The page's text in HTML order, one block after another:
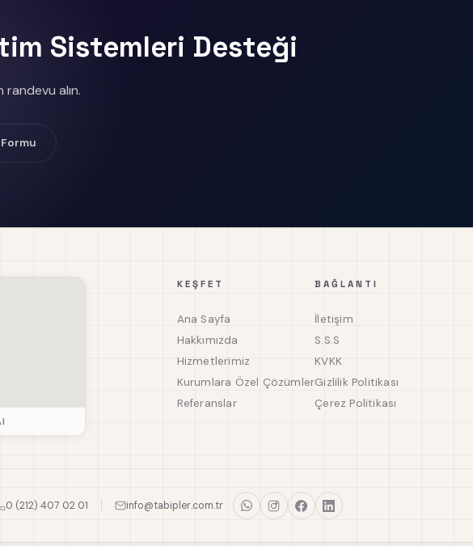
Sistemleri Desteği
alın.
KEŞFET
Ana Sayfa
Hakkımızda
Hizmetlerimiz
Kurumlara Özel Çözümler
Referanslar
BAĞLANTI
İletişim
S.S.S
KVKK
Gizlilik Politikası
Çerez Politikası
0 (212) 407 02 01 info@tabipler.com.tr